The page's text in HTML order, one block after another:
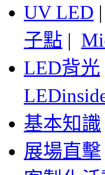
UV LED |
子點 |
LED背光
基本知識
展場直擊